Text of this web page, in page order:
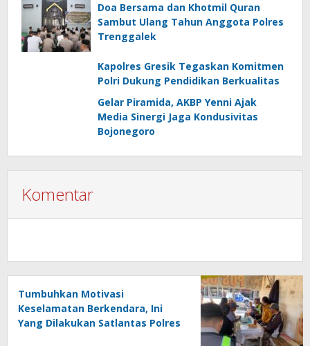
Doa Bersama dan Khotmil Quran
Sambut Ulang Tahun Anggota Polres
Trenggalek
Kapolres Gresik Tegaskan Komitmen
Polri Dukung Pendidikan Berkualitas
Gelar Piramida, AKBP Yenni Ajak
Media Sinergi Jaga Kondusivitas
Bojonegoro
Komentar
Tumbuhkan Motivasi
Keselamatan Berkendara, Ini
Yang Dilakukan Satlantas Polres